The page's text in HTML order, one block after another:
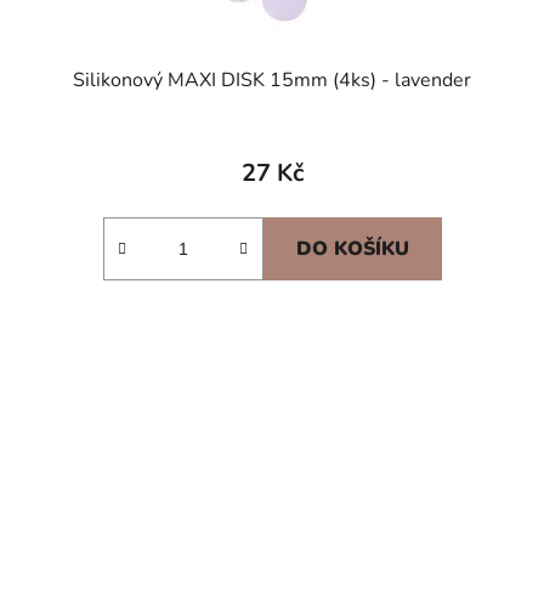
Silikonový MAXI DISK 15mm (4ks) - lavender
27 Kč
DO KOŠÍKU